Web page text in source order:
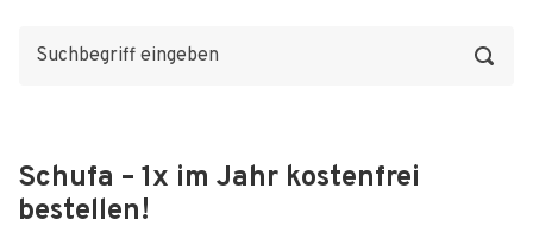
Schufa – 1x im Jahr kostenfrei
bestellen!